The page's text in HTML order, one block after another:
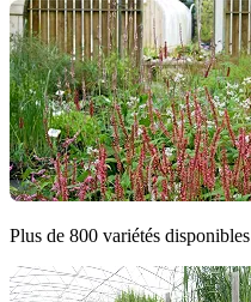
Plus de 800 variétés disponibles